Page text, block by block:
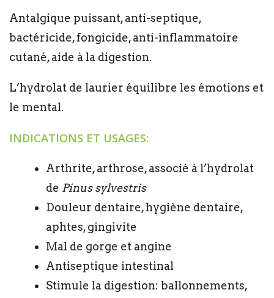
Antalgique puissant, anti-septique,
bactéricide, fongicide, anti-inflammatoire
cutané, aide à la digestion.
L’hydrolat de laurier équilibre les émotions et
le mental.
INDICATIONS ET USAGES:
Arthrite, arthrose, associé à l’hydrolat
de Pinus sylvestris
Douleur dentaire, hygiène dentaire,
aphtes, gingivite
Mal de gorge et angine
Antiseptique intestinal
Stimule la digestion: ballonnements,